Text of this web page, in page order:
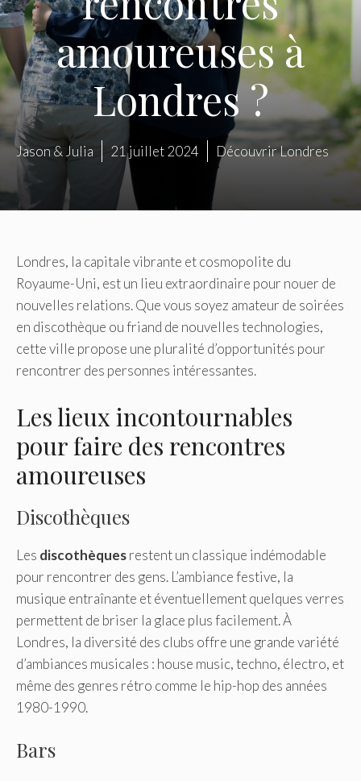
amoureuses à
Londres ?
Jason & Julia 21 juillet 2024 Découvrir Londres
Londres, la capitale vibrante et cosmopolite du
Royaume-Uni, est un lieu extraordinaire pour nouer de
nouvelles relations. Que vous soyez amateur de soirées
en discothèque ou friand de nouvelles technologies,
cette ville propose une pluralité d’opportunités pour
rencontrer des personnes intéressantes.
Les lieux incontournables
pour faire des rencontres
amoureuses
Discothèques
Les discothèquesrestent un classique indémodable
pour rencontrer des gens. L’ambiance festive, la
musique entraînante et éventuellement quelques verres
permettent de briser la glace plus facilement. À
Londres, la diversité des clubs offre une grande variété
d’ambiances musicales : house music, techno, électro, et
même des genres rétro comme le hip-hop des années
1980-1990.
Bars